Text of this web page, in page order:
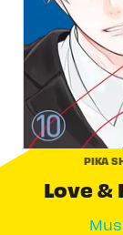
PIKA
Love &